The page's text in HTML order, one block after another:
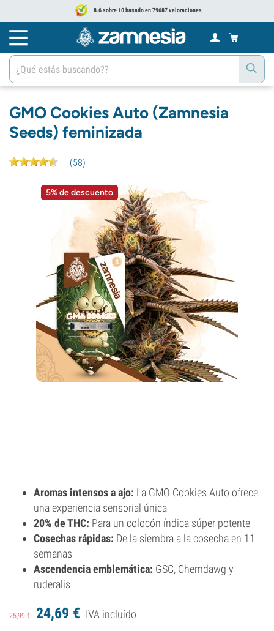
8.6 sobre 10 basado en 79687 valoraciones
GMO Cookies Auto (Zamnesia
Seeds) feminizada
(58)
5% de descuento
Aromas intensos a ajo: La GMO Cookies Auto ofrece
una experiencia sensorial única
20% de THC: Para un colocón índica súper potente
Cosechas rápidas: De la siembra a la cosecha en 11
semanas
Ascendencia emblemática: GSC, Chemdawg y
ruderalis
25,99€ 24,69 € IVA incluído